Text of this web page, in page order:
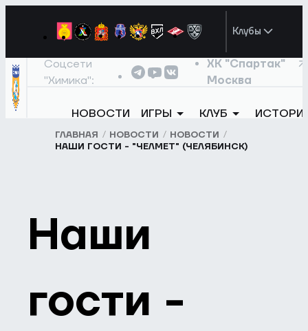
Клубы
Соцсети
"Химика":
ХК "Спартак"
Москва
НОВОСТИ ИГРЫ КЛУБ
ГЛАВНАЯ НОВОСТИ
НОВОСТИ
НАШИ ГОСТИ - "ЧЕЛМЕТ" (ЧЕЛЯБИНСК)
Наши
гости -